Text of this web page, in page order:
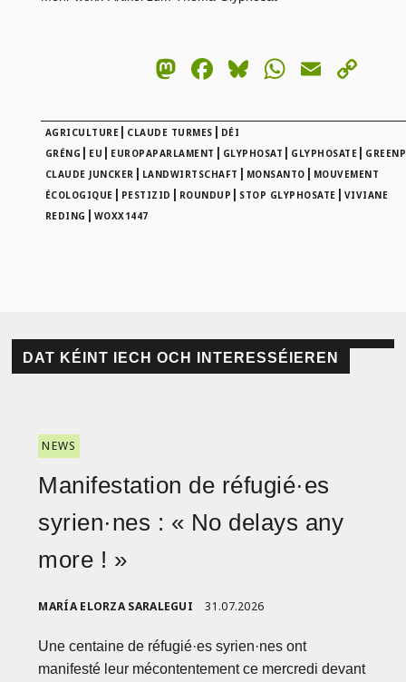
Mastodon
Facebook
BlueskyEmail
AGRICULTURE | CLAUDE TURMES | DÉI
GRÉNG | EU | EUROPAPARLAMENT | GLYPHOSAT | GLYPHOSATE |
CLAUDE JUNCKER | LANDWIRTSCHAFT | MONSANTO | MOUVEMENT
ÉCOLOGIQUE | PESTIZID | ROUNDUP | STOP GLYPHOSATE | VIVIANE
REDING | WOXX1447
DAT KÉINT IECH OCH INTERESSÉIEREN
NEWS
Manifestation de réfugié·es
syrien·nes : « No delays any
more ! »
MARÍA ELORZA SARALEGUI 31.07.2026
Une centaine de réfugié·es syrien·nes ont
manifesté leur mécontentement ce mercredi devant